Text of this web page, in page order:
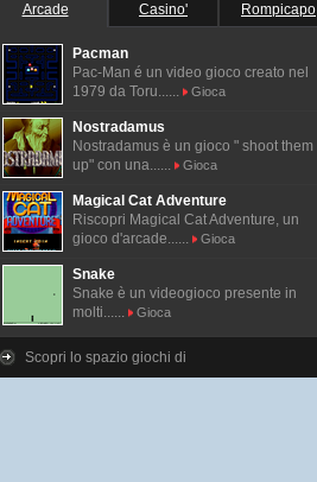
Arcade Casino' Rompicapo
Pacman
Pac-Man é un video gioco creato nel
1979 da Toru......
Gioca
Nostradamus
Nostradamus è un gioco " shoot them
up" con una......
Gioca
Magical Cat Adventure
Riscopri Magical Cat Adventure, un
gioco d'arcade......
Gioca
Snake
Snake è un videogioco presente in
molti......
Gioca
Scopri lo spazio giochi di